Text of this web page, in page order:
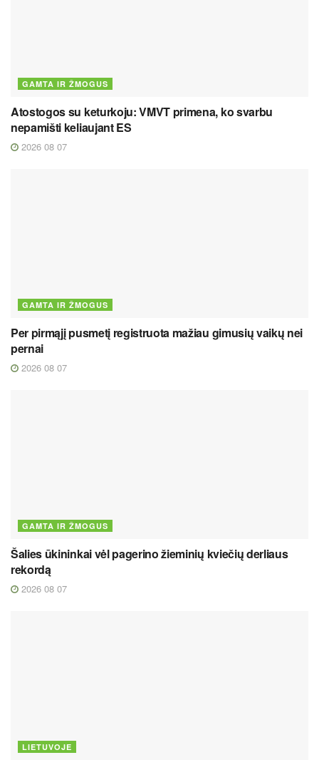
GAMTA IR ŽMOGUS
Atostogos su keturkoju: VMVT primena, ko svarbu
nepamišti keliaujant ES
2026 08 07
GAMTA IR ŽMOGUS
Per pirmąjį pusmetį registruota mažiau gimusių vaikų nei
pernai
2026 08 07
GAMTA IR ŽMOGUS
Šalies ūkininkai vėl pagerino žieminių kviečių derliaus
rekordą
2026 08 07
LIETUVOJE